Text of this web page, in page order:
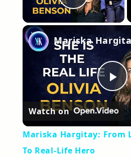
Play
Watch on
Mariska Hargitay: From
To Real-Life Hero